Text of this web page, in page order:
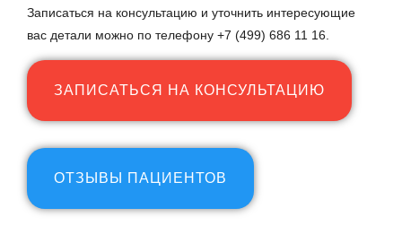
Записаться на консультацию и уточнить интересующие
вас детали можно по телефону +7 (499) 686 11 16.
ЗАПИСАТЬСЯ НА КОНСУЛЬТАЦИЮ
ОТЗЫВЫ ПАЦИЕНТОВ